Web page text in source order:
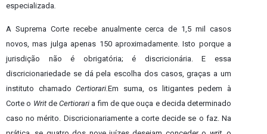
especializada
A Suprema Corte recebe anualmente cerca de 1,5 mil casos
novos, mas julga apenas 150 aproximadamente. Isto porque a
jurisdição não é obrigatória; é discricionária. E essa
discricionariedade se dá pela escolha dos casos, graças a um
instituto chamadoCertiorari.Em suma, os litigantes pedem à
Corte o Writde Certiorari a fim de que ouça e decida determinado
caso no mérito. Discricionariamente a corte decide se o faz. Na